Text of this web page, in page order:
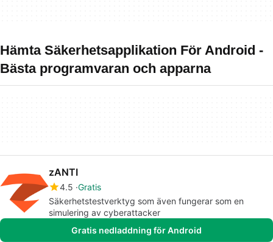
Hämta Säkerhetsapplikation För Android -
Bästa programvaran och apparna
zANTI
4.5 Gratis
Säkerhetstestverktyg som även fungerar som en
simulering av cyberattacker
Gratis nedladdning för Android